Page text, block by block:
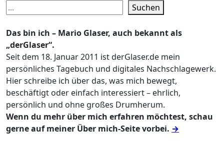
Suchen
Das bin ich – Mario Glaser, auch bekannt als
„derGlaser“.
Seit dem 18. Januar 2011 ist derGlaser.de mein
persönliches Tagebuch und digitales Nachschlagewerk.
Hier schreibe ich über das, was mich bewegt,
beschäftigt oder einfach interessiert – ehrlich,
persönlich und ohne großes Drumherum.
Wenn du mehr über mich erfahren möchtest, schau
gerne auf meiner Über mich-Seite vorbei. →